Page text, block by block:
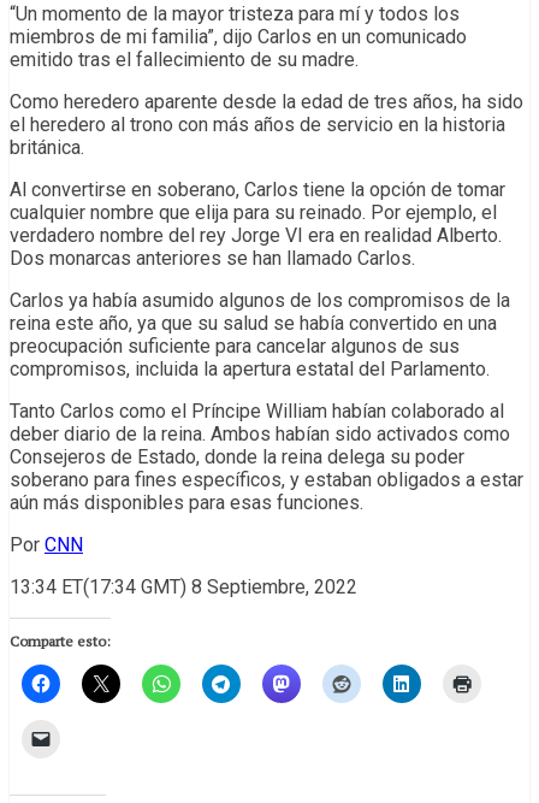
“Un momento de la mayor tristeza para mí y todos los
miembros de mi familia”, dijo Carlos en un comunicado
emitido tras el fallecimiento de su madre.
Como heredero aparente desde la edad de tres años, ha sido
el heredero al trono con más años de servicio en la historia
británica.
Al convertirse en soberano, Carlos tiene la opción de tomar
cualquier nombre que elija para su reinado. Por ejemplo, el
verdadero nombre del rey Jorge VI era en realidad Alberto.
Dos monarcas anteriores se han llamado Carlos.
Carlos ya había asumido algunos de los compromisos de la
reina este año, ya que su salud se había convertido en una
preocupación suficiente para cancelar algunos de sus
compromisos, incluida la apertura estatal del Parlamento.
Tanto Carlos como el Príncipe William habían colaborado al
deber diario de la reina. Ambos habían sido activados como
Consejeros de Estado, donde la reina delega su poder
soberano para fines específicos, y estaban obligados a estar
aún más disponibles para esas funciones.
Por CNN
13:34 ET(17:34 GMT) 8 Septiembre, 2022
Comparte esto: